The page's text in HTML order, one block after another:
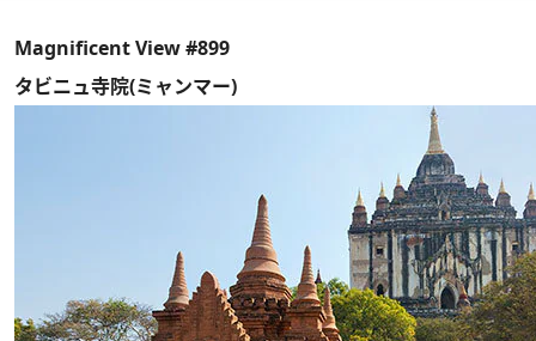
Magnificent View #899
タビニュ寺院(ミャンマー)